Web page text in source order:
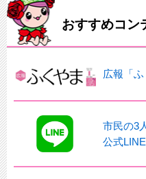
おすすめコン
広報「
市民の3
公式LINE